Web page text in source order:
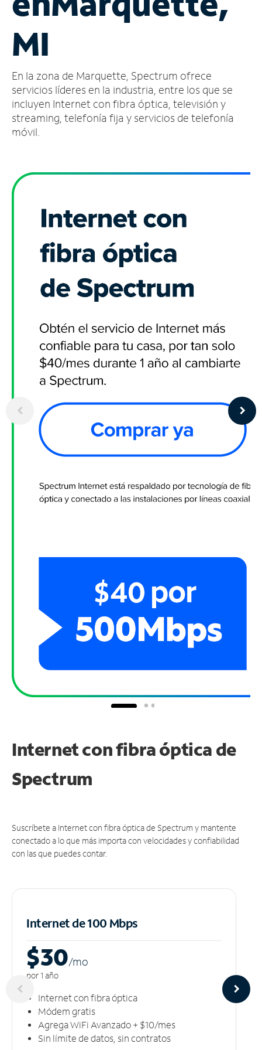
cuenta
Encuentra
tienda
MI
En la zona de Marquette, Spectrum ofrece
servicios líderes en la industria, entre los que se
incluyen Internet con fibra óptica, televisión y
streaming, telefonía fija y servicios de telefonía
móvil.
Internet con fibra óptica de
Spectrum
Suscríbete a Internet con fibra óptica de Spectrum y mantente
conectado a lo que más importa con velocidades y confiabilidad
con las que puedes contar.
Internet de 100 Mbps
$30/mo
por 1 año
Internet con fibra óptica
Módem gratis
Agrega WiFi Avanzado + $10/mes
Sin límite de datos, sin contratos